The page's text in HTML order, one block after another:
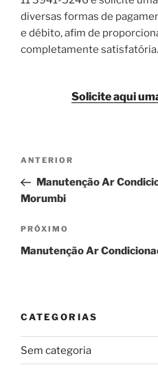
diversas formas de
e débito, afim de
completamente satisfatória.
Solicite aqui
Navegação
Post
Post
anterior
ANTERIOR
Manutenção Ar
Morumbi
Próximo
post
PRÓXIMO
Manutenção Ar
CATEGORIAS
Sem categoria